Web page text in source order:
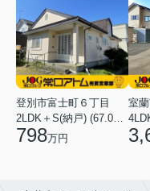
登別市富士町６丁目
2LDK＋S(納戸) (67.07㎡)
798万円
室